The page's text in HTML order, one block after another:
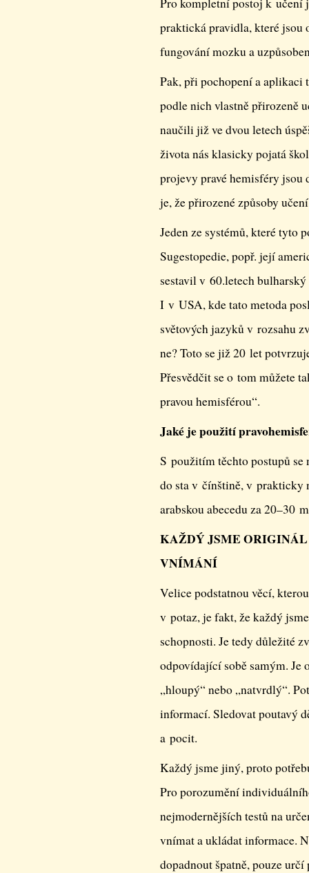
praktická pravidla, které jsou
fungování mozku a
Pak, při pochopení a aplikaci
podle nich vlastně přirozeně
naučili již ve dvou letech
života nás klasicky pojatá
projevy pravé hemisféry jsou
je, že přirozené způsoby
Jeden ze systémů, které
Sugestopedie, popř. její
sestavil v 60.letech
I v USA, kde tato metoda
světových jazyků v rozsahu
ne? Toto se již 20 let
Přesvědčit se o tom můžete
pravou hemisférou“.
Jaké je použití
S použitím těchto postupů
do sta v čínštině, v prakticky
arabskou abecedu za 20–30
KAŽDÝ JSME
VNÍMÁNÍ
Velice podstatnou věcí,
v potaz, je fakt, že každý
schopnosti. Je tedy důležité
odpovídající sobě samým. Je
„hloupý“ nebo „natvrdlý“.
informací. Sledovat poutavý
a pocit.
Každý jsme jiný, proto
Pro porozumění
nejmodernějších testů na
vnímat a ukládat informace.
dopadnout špatně, pouze